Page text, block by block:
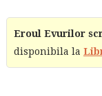
Eroul Evurilor
disponibila la